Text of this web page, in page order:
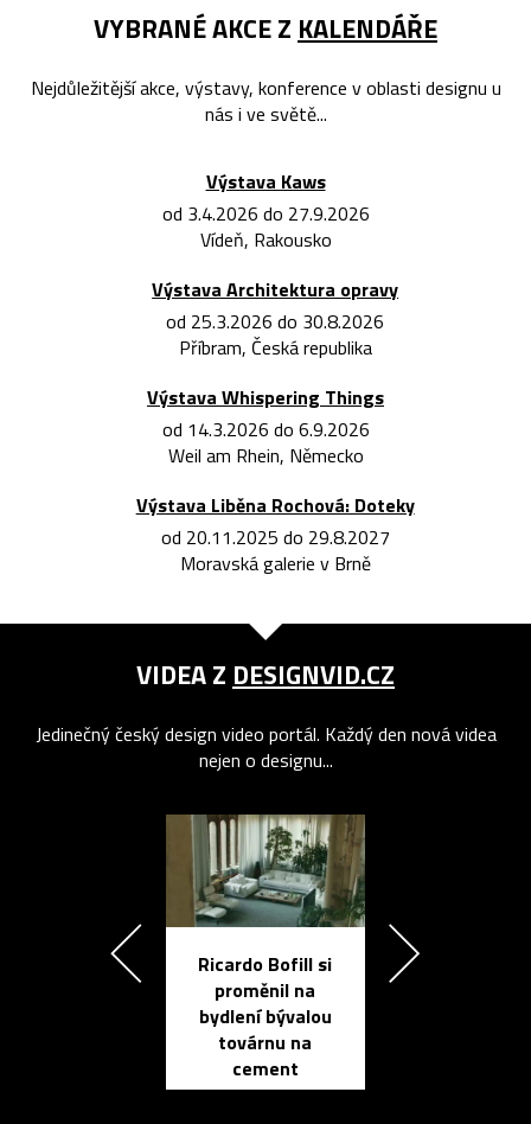
VYBRANÉ AKCE Z KALENDÁŘE
Nejdůležitější akce, výstavy, konference v oblasti designu u
nás i ve světě...
Výstava Kaws
od 3.4.2026 do 27.9.2026
Vídeň, Rakousko
Výstava Architektura opravy
od 25.3.2026 do 30.8.2026
Příbram, Česká republika
Výstava Whispering Things
od 14.3.2026 do 6.9.2026
Weil am Rhein, Německo
Výstava Liběna Rochová: Doteky
od 20.11.2025 do 29.8.2027
Moravská galerie v Brně
VIDEA Z DESIGNVID.CZ
Jedinečný český design video portál. Každý den nová videa
nejen o designu...
Ricardo Bofill si
proměnil na
bydlení bývalou
továrnu na
cement